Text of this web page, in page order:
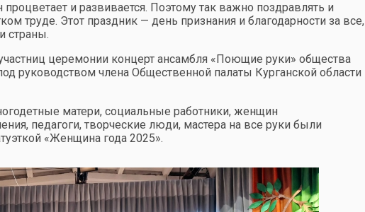
и развивается. Поэтому так важно поздравлять и
труде. Этот праздник — день признания и благодарности за все,
страны.
церемонии концерт ансамбля «Поющие руки» общества
руководством члена Общественной палаты Курганской области
матери, социальные работники, женщин
педагоги, творческие люди, мастера на все руки были
«Женщина года 2025».